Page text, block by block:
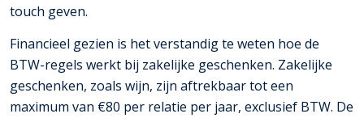
touch geven.
Financieel gezien is het verstandig te weten hoe de
BTW-regels werkt bij zakelijke geschenken. Zakelijke
geschenken, zoals wijn, zijn aftrekbaar tot een
maximum van €80 per relatie per jaar, exclusief BTW. De